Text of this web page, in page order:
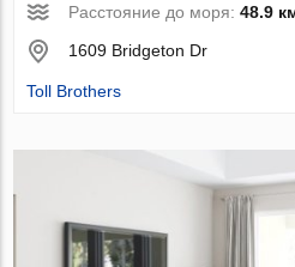
Расстояние до моря:48.9
1609 Bridgeton Dr
Toll Brothers